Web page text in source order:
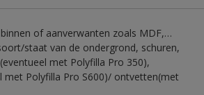
of aanverwanten zoals MDF,…
staat van de ondergrond, schuren,
met Polyfilla Pro 350),
met Polyfilla Pro S600)/ ontvetten(met